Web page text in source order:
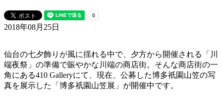
2018年08月25日
仙台の七夕飾りが風に揺れる中で、夕方から開催される「川
端夜祭」の準備で賑やかな川端の商店街。そんな商店街の一
角にある410 Galleryにて、現在、公募した博多祇園山笠の写
真を展示した「博多祇園山笠展」が開催中です。